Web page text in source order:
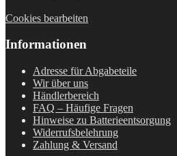
Cookies bearbeiten
Informationen
Adresse für Abgabeteile
Wir über uns
Händlerbereich
FAQ – Häufige Fragen
Hinweise zu Batterieentsorgung
Widerrufsbelehrung
Zahlung & Versand